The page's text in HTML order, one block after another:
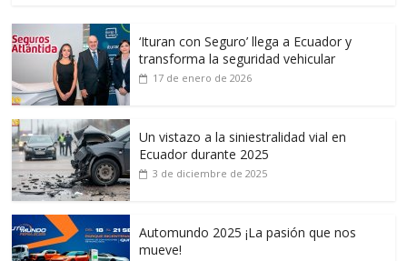
‘Ituran con Seguro’ llega a Ecuador y
transforma la seguridad vehicular
17 de enero de 2026
Un vistazo a la siniestralidad vial en
Ecuador durante 2025
3 de diciembre de 2025
Automundo 2025 ¡La pasión que nos
mueve!